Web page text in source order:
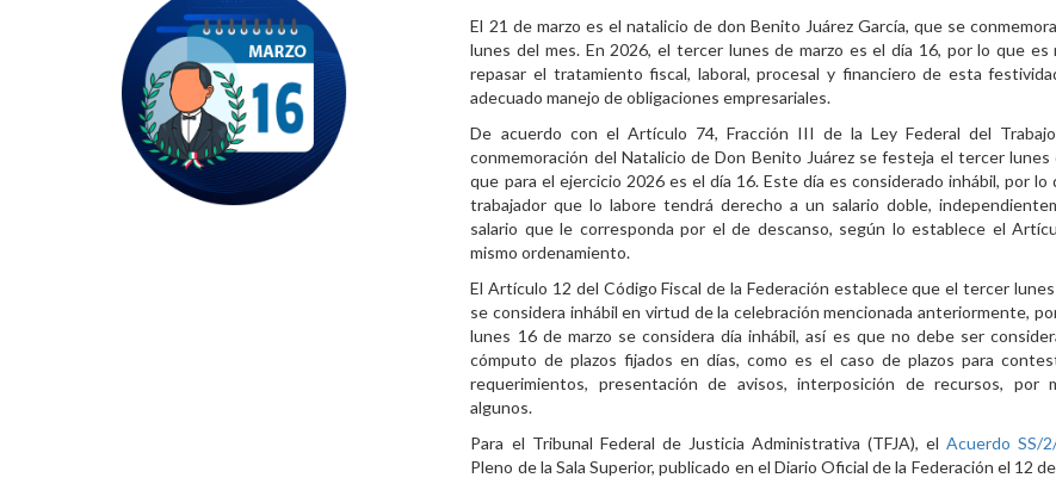
El 21 de marzo es el natalicio de don Benito Juárez García, que se
lunes del mes. En 2026, el tercer lunes de marzo es el día 16, por lo que es
repasar el tratamiento fiscal, laboral, procesal y financiero de esta
adecuado manejo de obligaciones empresariales.
De acuerdo con el Artículo 74, Fracción III de la Ley Federal del
conmemoración del Natalicio de Don Benito Juárez se festeja el tercer lunes
que para el ejercicio 2026 es el día 16. Este día es considerado inhábil, por lo
trabajador que lo labore tendrá derecho a un salario doble,
salario que le corresponda por el de descanso, según lo establece el
mismo ordenamiento.
El Artículo 12 del Código Fiscal de la Federación establece que el tercer lunes
se considera inhábil en virtud de la celebración mencionada anteriormente,
lunes 16 de marzo se considera día inhábil, así es que no debe ser
cómputo de plazos fijados en días, como es el caso de plazos para
requerimientos, presentación de avisos, interposición de recursos, por
algunos.
Para el Tribunal Federal de Justicia Administrativa (TFJA), elAcuerdo SS/
Pleno de la Sala Superior, publicado en el Diario Oficial de la Federación el 12